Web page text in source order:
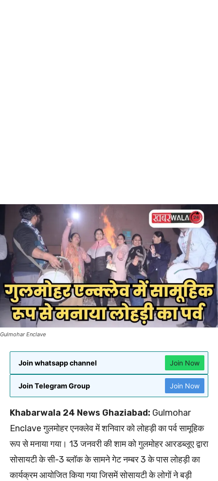
Gulmohar Enclave
Join whatsapp channel Join Now
Join Telegram Group Join Now
Khabarwala 24 News Ghaziabad: Gulmohar
Enclave गुलमोहर एनक्लेव में शनिवार को लोहड़ी का पर्व सामूहिक
रूप से मनाया गया। 13 जनवरी की शाम को गुलमोहर आरडब्लूए द्वारा
सोसायटी के सी-3 ब्लॉक के सामने गेट नम्बर 3 के पास लोहड़ी का
कार्यक्रम आयोजित किया गया जिसमें सोसायटी के लोगों ने बड़ी